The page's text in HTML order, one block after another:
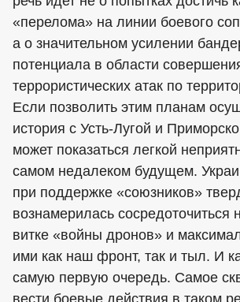
«перелома» на линии боевого
а о значительном усилении
потенциала в области
террористических атак по
Если позволить этим планам
история с Усть-Лугой и
может показаться легкой
самом недалеком будущем.
при поддержке «союзников»
вознамерилась сосредоточиться
витке «войны дронов» и
ими как наш фронт, так и тыл. И
самую первую очередь. Самое
вести боевые действия в таком